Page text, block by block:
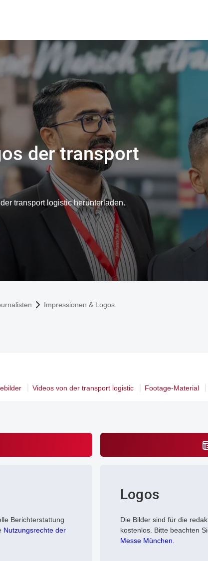
der transport
transport logistic herunterladen.
Impressionen & Logos
Videos von der transport logistic Footage-Material
Berichterstattung
Nutzungsrechte der
Logos
Die Bilder sind für die
kostenlos. Bitte beachten
Messe München